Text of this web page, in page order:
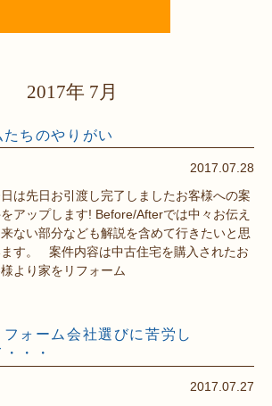
2017年 7月
たちのやりがい
2017.07.28
は先日お引渡し完了しましたお客様への案
アップします! Before/Afterでは中々お伝え
ない部分なども解説を含めて行きたいと思
す。 案件内容は中古住宅を購入されたお
より家をリフォーム
フォーム会社選びに苦労し
・・
2017.07.27